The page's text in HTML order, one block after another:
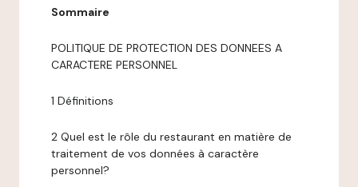
Sommaire
POLITIQUE DE PROTECTION DES DONNEES A
CARACTERE PERSONNEL
1 Définitions
2 Quel est le rôle du restaurant en matière de
traitement de vos données à caractère
personnel?